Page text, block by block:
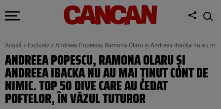
Acasă » Exclusiv » Andreea Popescu, Ramona Olaru și Andreea Ibacka nu au
ANDREEA POPESCU, RAMONA OLARU ȘI
ANDREEA IBACKA NU AU MAI ȚINUT CONT DE
NIMIC. TOP 50 DIVE CARE AU CEDAT
POFTELOR, ÎN VĂZUL TUTUROR